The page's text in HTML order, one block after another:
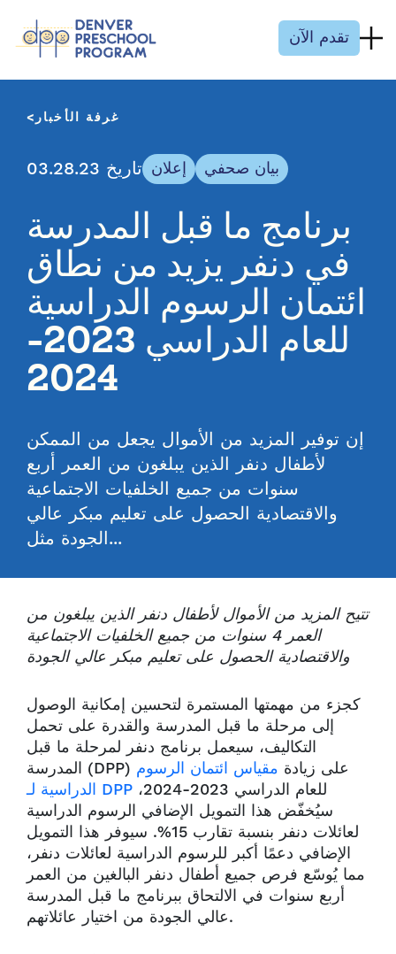
تقدم الآن
غرفة الأخبار
تاريخ 03.28.23 إعلان بيان صحفي
برنامج ما قبل المدرسة
في دنفر يزيد من نطاق
ائتمان الرسوم الدراسية
للعام الدراسي 2023-
2024
إن توفير المزيد من الأموال يجعل من الممكن
لأطفال دنفر الذين يبلغون من العمر أربع
سنوات من جميع الخلفيات الاجتماعية
والاقتصادية الحصول على تعليم مبكر عالي
الجودة مثل...
تتيح المزيد من الأموال لأطفال دنفر الذين يبلغون من
العمر 4 سنوات من جميع الخلفيات الاجتماعية
والاقتصادية الحصول على تعليم مبكر عالي الجودة
كجزء من مهمتها المستمرة لتحسين إمكانية الوصول
إلى مرحلة ما قبل المدرسة والقدرة على تحمل
التكاليف، سيعمل برنامج دنفر لمرحلة ما قبل
المدرسة (DPP) على زيادة مقياس ائتمان الرسوم
الدراسية لـ DPP
سيُخفّض هذا التمويل الإضافي الرسوم الدراسية
لعائلات دنفر بنسبة تقارب 15%. سيوفر هذا التمويل
الإضافي دعمًا أكبر للرسوم الدراسية لعائلات دنفر،
مما يُوسّع فرص جميع أطفال دنفر البالغين من العمر
أربع سنوات في الالتحاق ببرنامج ما قبل المدرسة
عالي الجودة من اختيار عائلاتهم.